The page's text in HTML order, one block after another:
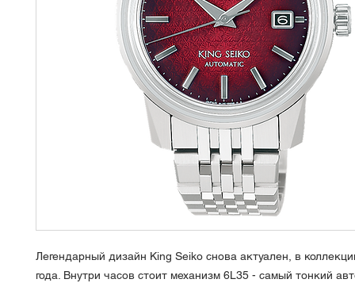
Легендарный дизайн King Seiko снова актуален, в
года. Внутри часов стоит механизм 6L35 - самый тонкий